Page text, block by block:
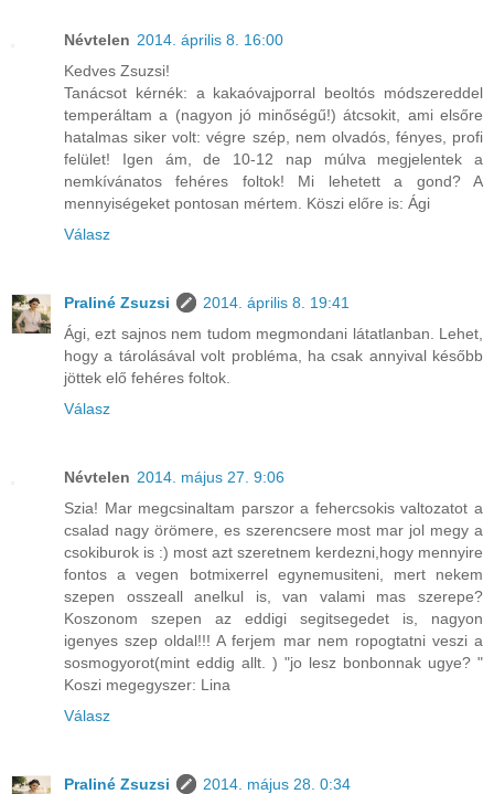
Névtelen 2014. április 8. 16:00
Kedves Zsuzsi!
Tanácsot kérnék: a kakaóvajporral beoltós módszereddel
temperáltam a (nagyon jó minőségű!) átcsokit, ami elsőre
hatalmas siker volt: végre szép, nem olvadós, fényes, profi
felület! Igen ám, de 10-12 nap múlva megjelentek a
nemkívánatos fehéres foltok! Mi lehetett a gond? A
mennyiségeket pontosan mértem. Köszi előre is: Ági
Válasz
Praliné Zsuzsi
2014. április 8. 19:41
Ági, ezt sajnos nem tudom megmondani látatlanban. Lehet,
hogy a tárolásával volt probléma, ha csak annyival később
jöttek elő fehéres foltok.
Válasz
Névtelen 2014. május 27. 9:06
Szia! Mar megcsinaltam parszor a fehercsokis valtozatot a
csalad nagy örömere, es szerencsere most mar jol megy a
csokiburok is :) most azt szeretnem kerdezni,hogy mennyire
fontos a vegen botmixerrel egynemusiteni, mert nekem
szepen osszeall anelkul is, van valami mas szerepe?
Koszonom szepen az eddigi segitsegedet is, nagyon
igenyes szep oldal!!! A ferjem mar nem ropogtatni veszi a
sosmogyorot(mint eddig allt. ) "jo lesz bonbonnak ugye? "
Koszi megegyszer: Lina
Válasz
Praliné Zsuzsi
2014. május 28. 0:34